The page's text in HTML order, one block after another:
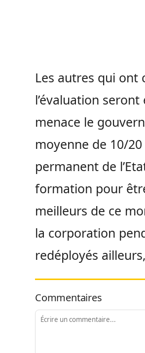
Les autres qui ont
l’évaluation
menace le
moyenne de 10/
permanent de
formation pour
meilleurs de ce
la corporation
redéployés
Commentaires